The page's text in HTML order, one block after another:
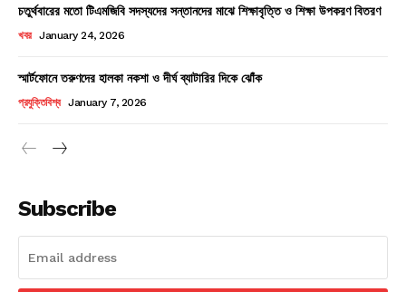
Company
About
চতুর্থবারের মতো টিএমজিবি সদস্যদের সন্তানদের মাঝে শিক্ষাবৃত্তি ও শিক্ষা উপকরণ বিতরণ
খবর January 24, 2026
স্মার্টফোনে তরুণদের হালকা নকশা ও দীর্ঘ ব্যাটারির দিকে ঝোঁক
প্রযুক্তিবিশ্ব January 7, 2026
Subscribe